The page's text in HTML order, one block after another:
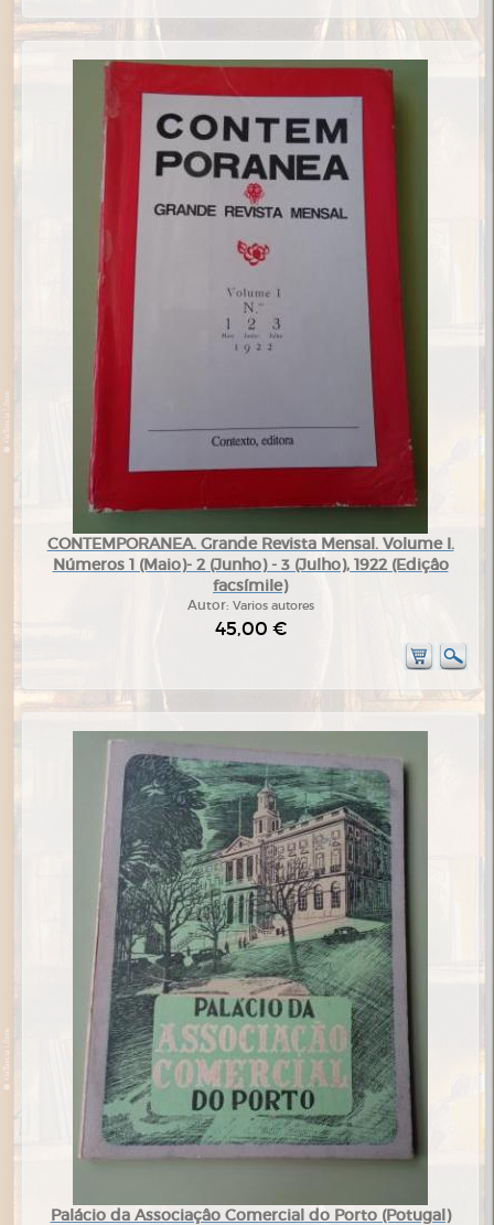
CONTEMPORANEA. Grande Revista Mensal. Volume I.
Números 1 (Maio)- 2 (Junho) - 3 (Julho), 1922 (Ediçâo
facsímile)
Autor: Varios autores
45,00 €
Palácio da Associaçâo Comercial do Porto (Potugal)